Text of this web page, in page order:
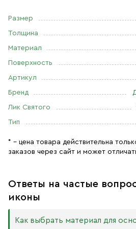
Размер
Толщина
Материал
Поверхность
Артикул
Бренд
Лик Святого
Тип
* – цена товара действительна
заказов через сайт и может
Ответы на частые
иконы
Как выбрать материал для